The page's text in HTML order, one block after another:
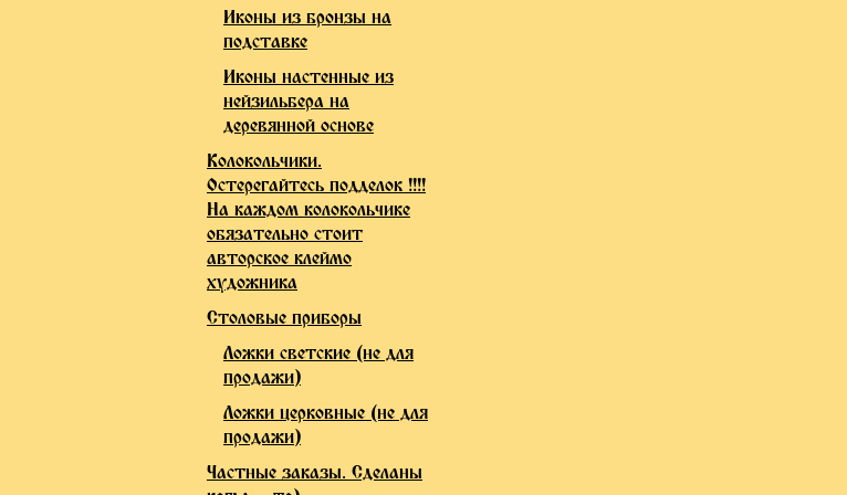
Иконы из бронзы на
подставке
Иконы настенные из
нейзильбера на
деревянной основе
Колокольчики.
Остерегайтесь подделок !!!!
На каждом колокольчике
обязательно стоит
авторское клеймо
художника
Столовые приборы
Ложки светские (не для
продажи)
Ложки церковные (не для
продажи)
Частные заказы. Сделаны